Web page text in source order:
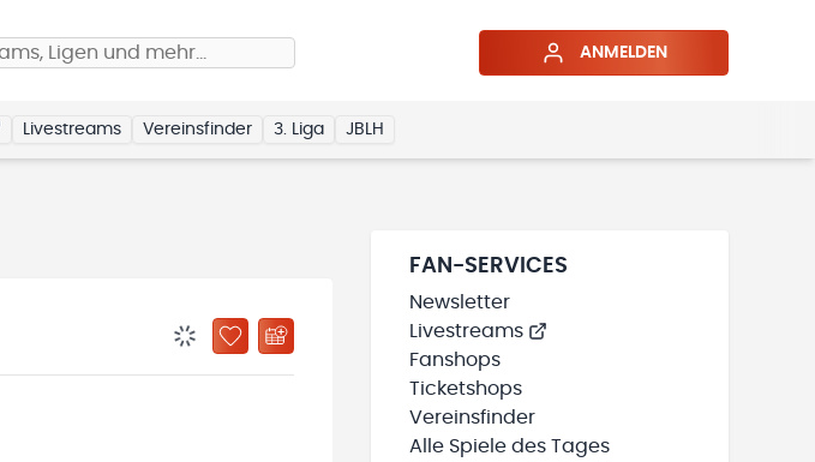
Ligen und mehr… ANMELDEN
Livestreams Vereinsfinder 3. Liga JBLH
BENACHRICHTIGUNGSSTATUS WIRD GELADEN
ZU „MEINE TEAMS“ HINZUFÜGEN
FAN-SERVICES
Newsletter
Livestreams
Fanshops
Ticketshops
Vereinsfinder
Alle Spiele des Tages